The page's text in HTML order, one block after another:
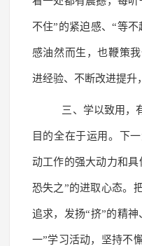
不住”的紧迫感、“等
感油然而生，也鞭策
进经验、不断改进提升
三、学以致用，
目的全在于运用。下
动工作的强大动力和
恐失之”的进取心态。
追求，发扬“挤”的精
一”学习活动，坚持不